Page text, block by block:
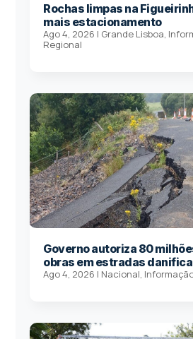
Rochas limpas na
mais estacionamento
Ago 4, 2026 | Grande Lisboa,
Regional
Governo autoriza 80
obras em estradas
Ago 4, 2026 | Nacional